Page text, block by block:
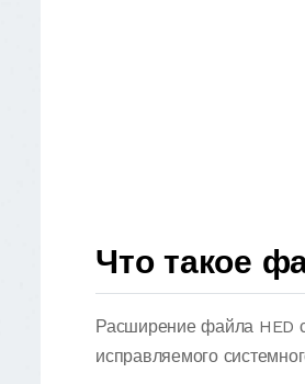
Что такое
Расширение файла HED
исправляемого